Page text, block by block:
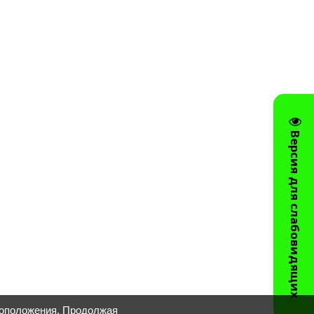
Версия для слабовидящих
Продолжая